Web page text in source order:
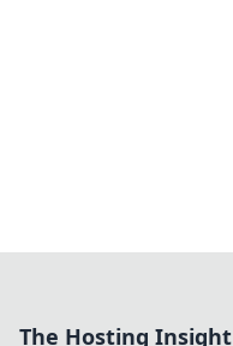
The Hosting Insight